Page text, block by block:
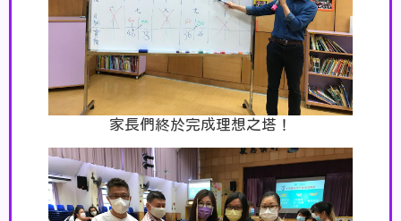
家長們終於完成理想之塔！